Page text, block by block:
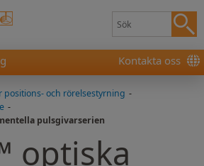
Kontakta oss
positions- och rörelsestyrning -
-
pulsgivarserien
optiska